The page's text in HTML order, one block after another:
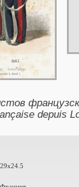
depuis